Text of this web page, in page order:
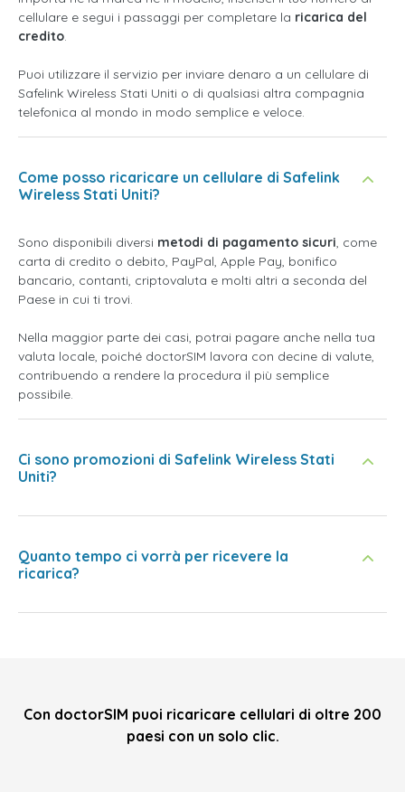
cellulare e segui i passaggi per completare la ricarica del
credito.
Puoi utilizzare il servizio per inviare denaro a un cellulare di
Safelink Wireless Stati Uniti o di qualsiasi altra compagnia
telefonica al mondo in modo semplice e veloce.
Come posso ricaricare un cellulare di Safelink
Wireless Stati Uniti?
Sono disponibili diversi metodi di pagamento sicuri, come
carta di credito o debito, PayPal, Apple Pay, bonifico
bancario, contanti, criptovaluta e molti altri a seconda del
Paese in cui ti trovi.
Nella maggior parte dei casi, potrai pagare anche nella tua
valuta locale, poiché doctorSIM lavora con decine di valute,
contribuendo a rendere la procedura il più semplice
possibile.
Ci sono promozioni di Safelink Wireless Stati
Uniti?
Quanto tempo ci vorrà per ricevere la
ricarica?
Con doctorSIM puoi ricaricare cellulari di oltre 200
paesi con un solo clic.